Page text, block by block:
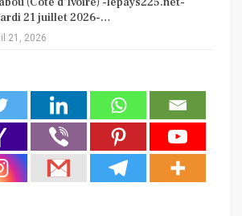
21 juillet 2026-…
21, 2026